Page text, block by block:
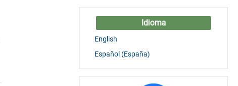
Idioma
English
Español (España)